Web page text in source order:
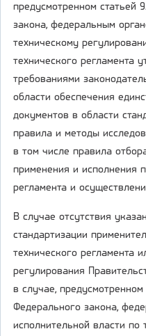
предусмотренном статьей
закона, федеральным
техническому
технического регламента
требованиями
области обеспечения
документов в области
правила и методы
в том числе правила
применения и исполнения
регламента и
В случае отсутствия
стандартизации
технического регламента
регулирования
в случае,
Федерального закона,
исполнительной власти по